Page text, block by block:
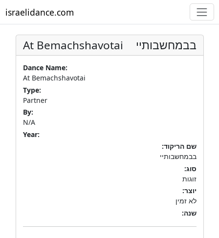
israelidance.com
At Bemachshavotai בבמחשבותיי
Dance Name:
At Bemachshavotai
Type:
Partner
By:
N/A
Year:
שם הריקוד:
בבמחשבותיי
סוג:
זוגות
יוצר:
לא זמין
שנה: